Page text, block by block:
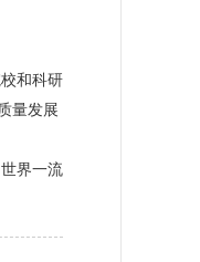
和科研
量发展
界一流